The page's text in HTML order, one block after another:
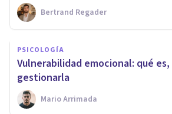
Bertrand Regader
PSICOLOGÍA
Vulnerabilidad emocional: qué es,
gestionarla
Mario Arrimada
PSICOLOGÍA SOCIAL Y RELACIONES
La importancia de
en las relaciones
interpersonales
Caren Palacio